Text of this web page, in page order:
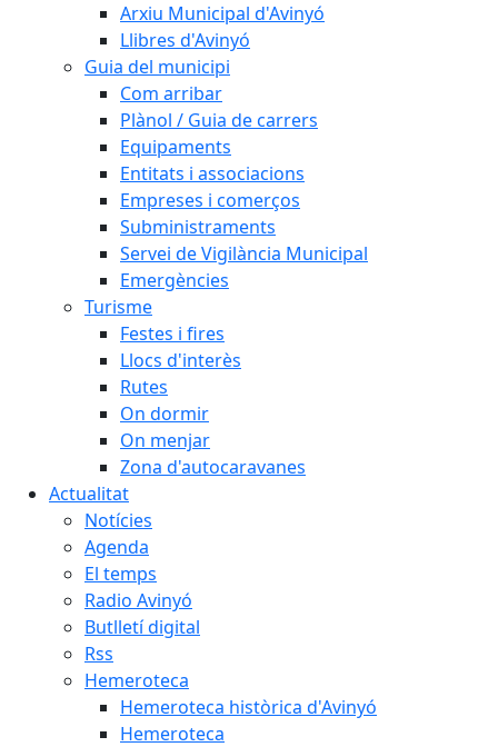
Arxiu Municipal d'Avinyó
Llibres d'Avinyó
Guia del municipi
Com arribar
Plànol / Guia de carrers
Equipaments
Entitats i associacions
Empreses i comerços
Subministraments
Servei de Vigilància Municipal
Emergències
Turisme
Festes i fires
Llocs d'interès
Rutes
On dormir
On menjar
Zona d'autocaravanes
Actualitat
Notícies
Agenda
El temps
Radio Avinyó
Butlletí digital
Rss
Hemeroteca
Hemeroteca històrica d'Avinyó
Hemeroteca